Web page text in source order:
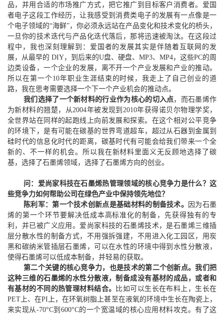
品，并用合适的市场推广方式，把它推广到目标客户消费者。爱国
者电子这段工作经历，让我感受到消费类电子的发展有一点像是一
个电子领域的“海鲜”，你必须永远站在产品变化和技术变化的桥头，
一旦你的技术迭代与产品化迭代落后，那将迅速被淘汰。在这段过
程中，我也深刻理解到：爱国者的发展其实是伴随着互联网的发
展，从最早的 DIY，到后来的U盘、 硬盘、 MP3、 MP4， 这些PC的周
边类设备 ，一个企业的发展，离不开一个产业发展和产业的推动。
所以在第一个10年职业生涯结束的时候，我走上了 自己创业的道
路，我在思考需要选择一个下一个产业机会的推动点。
我们选择了一个新材料的行业作为核心的切入点，而石墨烯作
为新材料的翘楚，从 2004年被发现到 2010年获得诺贝尔物理学奖，
全世界站在同样的起跑线上向前发展和探索。在这个相对公平竞争
的环境下，是有可能在碳基的世界弯道超车， 超过从 石器到金属到
硅时代的信息化时代的距离，碳基时代有可能会给我们带来一个全
新的 、 不一样的机会。 所以我在新材料里面义无反顾地选择了碳
基，选择了石墨烯领域，选择了石墨烯方向的创业。
问：爱尚家科技在石墨烯热管理领域的核心竞争力是什么？这
些竞争力如何帮助公司在绿色产业中保持领先地位？
陈利军：第一个技术创新点是基础材料的制备技术。
因为石墨
烯的第一个环节要解决低成本高标准化的制备，先获得独有的专
利，并已被广义应用。爱尚家科技的石墨烯技术，是石墨烯三维插
层分散水性的制备方式，不用强拆强建，不用进入化工园区，用炭
黑和碳纳米管插层石墨烯，可以在水性的环境中得到水性分散液，
使得石墨烯可以低成本制备，并轻易的获取。
第二个关键的核心竞争力，也是技术的第二个创新点。我们把
这种三维的石墨烯的水性分散液，制备成没有基材的成品，或者和
有基材的不同的热管理材料结合。
比如可以生长在布料上，生长在
PET上、在PI上，在环氧树脂上甚至在液氧的环境中生长在陶瓷上 ，
来实现从 -70°C到600°C的一个宽温域的核心应用材料攻克。有了这